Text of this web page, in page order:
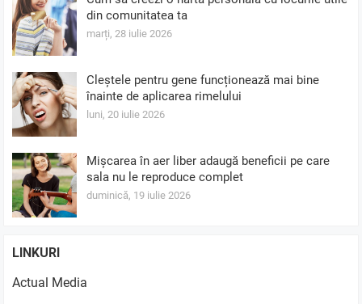
din comunitatea ta
marți, 28 iulie 2026
Cleștele pentru gene funcționează mai bine
înainte de aplicarea rimelului
luni, 20 iulie 2026
Mișcarea în aer liber adaugă beneficii pe care
sala nu le reproduce complet
duminică, 19 iulie 2026
LINKURI
Actual Media